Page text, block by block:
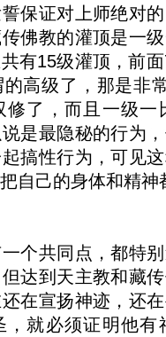
保证对上师绝对
佛教的灌顶是一
有15级灌顶，前
高级了，那是非
修了，而且一级一
是最隐秘的行为
搞性行为，可见
自己的身体和精神
个共同点，都特
达到天主教和藏
在宣扬神迹，还
，就必须证明他有